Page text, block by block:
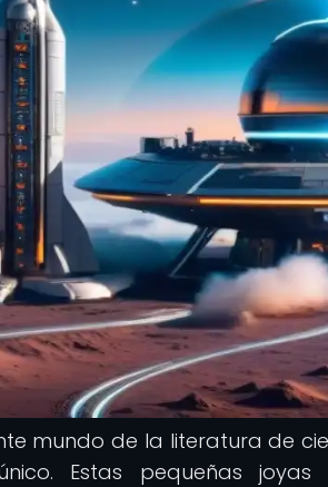
mundo de la literatura de
Estas pequeñas